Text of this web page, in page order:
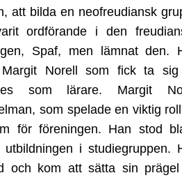
att bilda en neofreudiansk
ordförande i den
Spaf, men lämnat den.
Norell som fick ta sig
som lärare. Margit
som spelade en viktig
för föreningen. Han stod
i studiegruppen.
och kom att sätta sin